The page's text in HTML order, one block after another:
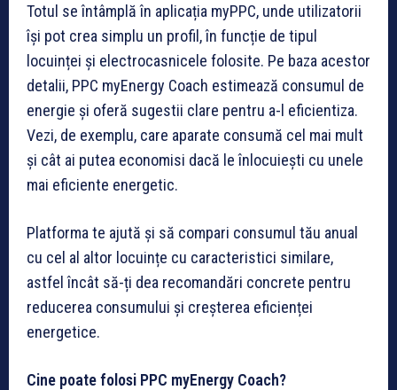
Totul se întâmplă în aplicația myPPC, unde utilizatorii
își pot crea simplu un profil, în funcție de tipul
locuinței și electrocasnicele folosite. Pe baza acestor
detalii, PPC myEnergy Coach estimează consumul de
energie și oferă sugestii clare pentru a-l eficientiza.
Vezi, de exemplu, care aparate consumă cel mai mult
și cât ai putea economisi dacă le înlocuiești cu unele
mai eficiente energetic.
Platforma te ajută și să compari consumul tău anual
cu cel al altor locuințe cu caracteristici similare,
astfel încât să-ți dea recomandări concrete pentru
reducerea consumului și creșterea eficienței
energetice.
Cine poate folosi PPC myEnergy Coach?